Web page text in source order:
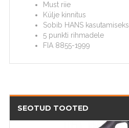
Must riie
Külje kinnitus
Sobib HANS kasutamiseks
5 punkti rihmadele
FIA 8855-1999
SEOTUD TOOTED